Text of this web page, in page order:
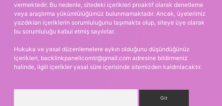
vermektedir. Bu nedenle, sitedeki içerikleri proaktif olarak denetleme
veya araştırma yükümlülüğümüz bulunmamaktadır. Ancak, üyelerimiz
yazdıkları içeriklerin sorumluluğunu taşımakta olup, siteye üye olarak
bu sorumluluğu kabul etmiş sayılırlar.
Hukuka ve yasal düzenlemelere aykırı olduğunu düşündüğünüz
içerikleri, backlinkpanelicomtr@gmail.com adresine bildirmeniz
halinde, ilgili içerikler yasal süre içerisinde sitemizden kaldırılacaktır.